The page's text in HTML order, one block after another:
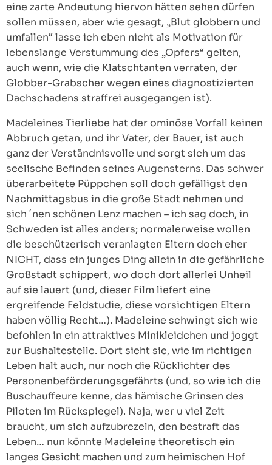
eine zarte Andeutung hiervon hätten sehen dürfen
sollen müssen, aber wie gesagt, „Blut globbern und
umfallen“ lasse ich eben nicht als Motivation für
lebenslange Verstummung des „Opfers“ gelten,
auch wenn, wie die Klatschtanten verraten, der
Globber-Grabscher wegen eines diagnostizierten
Dachschadens straffrei ausgegangen ist).
Madeleines Tierliebe hat der ominöse Vorfall keinen
Abbruch getan, und ihr Vater, der Bauer, ist auch
ganz der Verständnisvolle und sorgt sich um das
seelische Befinden seines Augensterns. Das schwer
überarbeitete Püppchen soll doch gefälligst den
Nachmittagsbus in die große Stadt nehmen und
sich ´nen schönen Lenz machen – ich sag doch, in
Schweden ist alles anders; normalerweise wollen
die beschützerisch veranlagten Eltern doch eher
NICHT, dass ein junges Ding allein in die gefährliche
Großstadt schippert, wo doch dort allerlei Unheil
auf sie lauert (und, dieser Film liefert eine
ergreifende Feldstudie, diese vorsichtigen Eltern
haben völlig Recht…). Madeleine schwingt sich wie
befohlen in ein attraktives Minikleidchen und joggt
zur Bushaltestelle. Dort sieht sie, wie im richtigen
Leben halt auch, nur noch die Rücklichter des
Personenbeförderungsgefährts (und, so wie ich die
Buschauffeure kenne, das hämische Grinsen des
Piloten im Rückspiegel). Naja, wer u viel Zeit
braucht, um sich aufzubrezeln, den bestraft das
Leben… nun könnte Madeleine theoretisch ein
langes Gesicht machen und zum heimischen Hof